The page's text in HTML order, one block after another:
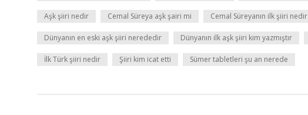
Aşk şiiri nedir Cemal Süreya aşk şairi mi Cemal Süreyanın ilk şiiri nedir
Dünyanın en eski aşk şiiri nerededir Dünyanın ilk aşk şiiri kim yazmıştır
İlk Türk şiiri nedir Şiiri kim icat etti Sümer tabletleri şu an nerede